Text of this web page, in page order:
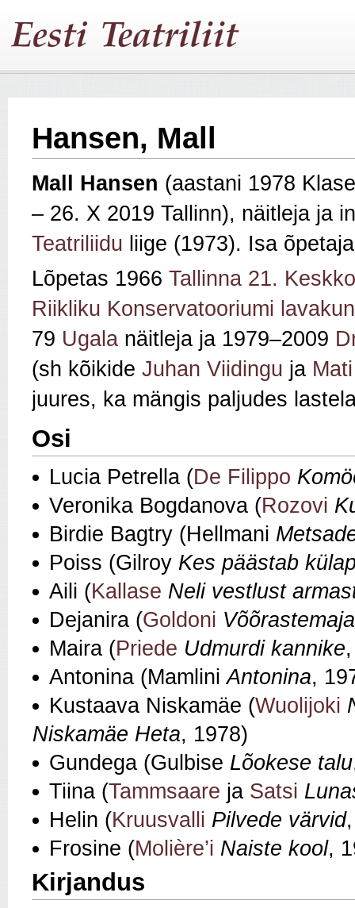
Hansen, Mall
Mall Hansen (aastani 1978
– 26. X 2019 Tallinn), näitleja ja
Teatriliidu liige (1973). Isa
Lõpetas 1966 Tallinna 21.
Riikliku Konservatooriumi
79 Ugala näitleja ja 1979–2009
(sh kõikide Juhan Viidingu ja
juures, ka mängis paljudes
Osi
Lucia Petrella (De Filippo
Veronika Bogdanova (Rozovi
Birdie Bagtry (Hellmani
Poiss (Gilroy Kes päästab
Aili (Kallase Neli vestlust
Dejanira (Goldoni
Maira (Priede Udmurdi kannike
Antonina (MamliniAntonina,
Kustaava Niskamäe (Wuolijoki
Niskamäe Heta, 1978)
Gundega (Gulbise Lõokese talu
Tiina (Tammsaare ja Satsi
Helin (Kruusvalli Pilvede värvid
Frosine (Molière’i Naiste kool,
Kirjandus